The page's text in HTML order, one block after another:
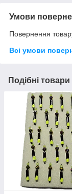
Умови
Повернення
Всі умови
Подібні товари